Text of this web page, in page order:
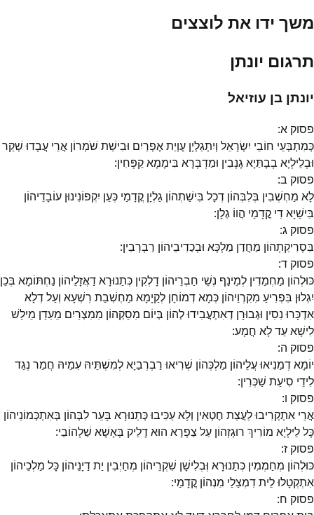
משך ידו את לוצצים
תרגום יונתן
יונתן בן עוזיאל
פסוק א:
כְּמִתְבְּעֵי חוֹבֵי יִשְׂרָאֵל וְיִתְגַלְיָן עֶוְיַת אֶפְרַיִם וּבִישַׁת שֹׁמְרוֹן אֲרֵי עֲבָדוּ שְׁקַר
וּבְלֵילְיָא בְבָתַּיָא גָנְבִין וּמַדְבְּרָא בִּימָמָא קַפְּחִין:
פסוק ב:
לָא מַחְשְׁבִין בְּלִבְּהוֹן דְכָל בִּישַׁתְהוֹן גַלְיָן קֳדָמַי כְּעַן יִקְפוֹנִינוּן עוֹבָדֵיהוֹן
בִּישַׁיָא דִי קֳדָמַי הֲווֹ גְלָן:
פסוק ג:
בִּסְרִיקַתְהוֹן מַחֲדַן מַלְכָּא וּבְכַדִיבֵיהוֹן רַבְרְבִין:
פסוק ד:
כּוּלְהוֹן מַחְמַדִין לְמֵינַף נְשֵׁי חַבְרֵיהוֹן דָלְקִין כְּתַנוּרָא דַאֲזָלֵיהוֹן נַחְתּוֹמָא בְּכֵן
יִגְלוּן בִּפְרִיעַ מִקִרְוֵיהוֹן כְּמָא דְמוֹחָן לְקַיָמָא מַחְשְׁבַת רִשְׁעָא וְעַל דְלָא
אִדְכָּרוּ נִסִין וּגְבוּרָן דְאִתְעֲבִידוּ לְהוֹן בְּיוֹם מִסַקְהוֹן מִמִצְרַיִם מֵעִדַן מֵילַשׁ
לִישָׁא עַד לָא חֲמָע:
פסוק ה:
יוֹמָא דְמַנִיאוּ עֲלֵיהוֹן מַלְכְּהוֹן שְׁרִיאוּ רַבְרְבַיָא לְמִשְׁתֵּיהּ עִמֵיהּ חֲמַר נְגַד
לִידֵי סִיעַת שַׁכְּרִין:
פסוק ו:
אֲרֵי אִתְקְרִיבוּ לַעֲצַת חֶטְאִין וְלָא עַכִּיבוּ כְּתַנוּרָא בָּעֵר לִבְּהוֹן בְּאִתְכְּמוֹנֵיהוֹן
כָּל לֵילְיָא מוֹרִיךְ רוּגְזְהוֹן עַל צַפְרָא הוּא דָלֵיק בְּאָשָׁא שַׁלְהוֹבַי:
פסוק ז:
כּוּלְהוֹן מְחַמְמִין כְּתַנוּרָא וְּבְלִישָׁן שִׁקְרֵיהוֹן מְחַיְבִין יַת דַיָנֵיהוֹן כָּל מַלְכֵיהוֹן
אִתְקְטָלוּ לֵית דִמְצַלֵי מִנְהוֹן קֳדָמַי:
פסוק ח: